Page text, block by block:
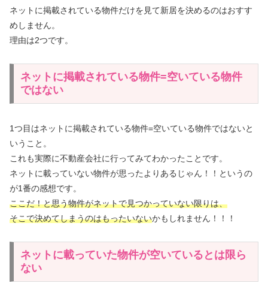
ネットに掲載されている物件だけを見て新居を決めるのはおすす
めしません。
理由は2つです。
ネットに掲載されている物件=空いている物件
ではない
1つ目はネットに掲載されている物件=空いている物件ではないと
いうこと。
これも実際に不動産会社に行ってみてわかったことです。
ネットに載っていない物件が思ったよりあるじゃん！！というの
が1番の感想です。
ここだ！と思う物件がネットで見つかっていない限りは、
そこで決めてしまうのはもったいないかもしれません！！！
ネットに載っていた物件が空いているとは限ら
ない